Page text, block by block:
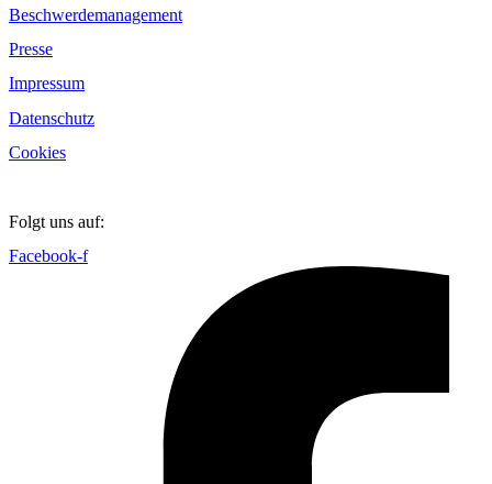
Beschwerdemanagement
Presse
Impressum
Datenschutz
Cookies
Folgt uns auf:
Facebook-f